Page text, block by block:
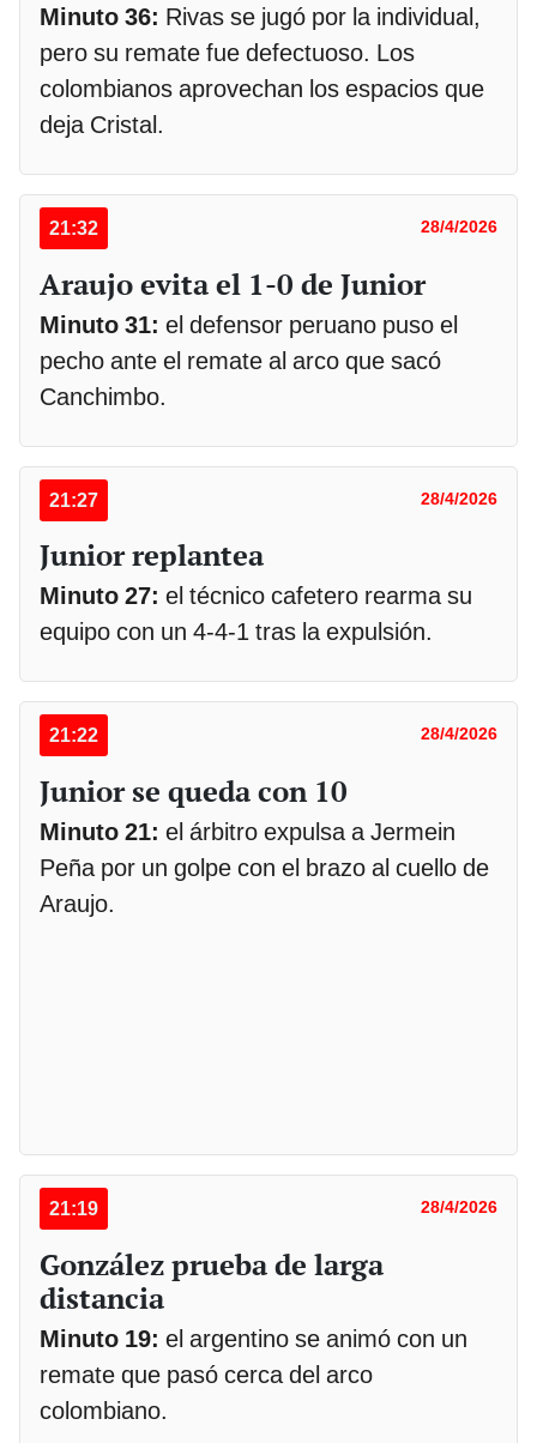
Minuto 36: Rivas se jugó por la individual,
pero su remate fue defectuoso. Los
colombianos aprovechan los espacios que
deja Cristal.
21:32 28/4/2026
Araujo evita el 1-0 de Junior
Minuto 31: el defensor peruano puso el
pecho ante el remate al arco que sacó
Canchimbo.
21:27 28/4/2026
Junior replantea
Minuto 27: el técnico cafetero rearma su
equipo con un 4-4-1 tras la expulsión.
21:22 28/4/2026
Junior se queda con 10
Minuto 21: el árbitro expulsa a Jermein
Peña por un golpe con el brazo al cuello de
Araujo.
21:19 28/4/2026
González prueba de larga
distancia
Minuto 19: el argentino se animó con un
remate que pasó cerca del arco
colombiano.